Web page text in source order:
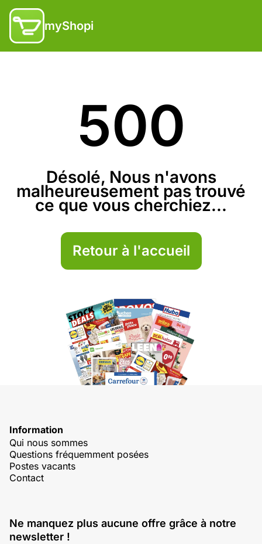
myShopi
500
Désolé, Nous n'avons
malheureusement pas trouvé
ce que vous cherchiez...
Retour à l'accueil
Information
Qui nous sommes
Questions fréquemment posées
Postes vacants
Contact
Ne manquez plus aucune offre grâce à notre
newsletter !